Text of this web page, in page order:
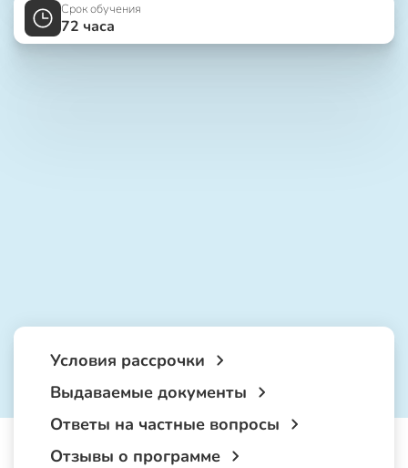
Срок обучения
72 часа
Условия рассрочки
Выдаваемые документы
Ответы на частные вопросы
Отзывы о программе